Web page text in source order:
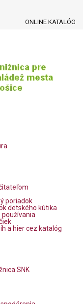
ONLINE KATALÓG
poriadok
detského kútika
používania
a hier cez katalóg
SNK